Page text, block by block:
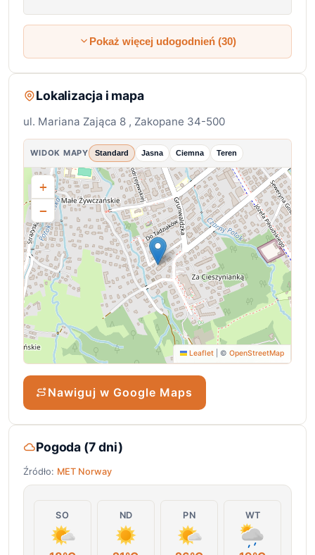
Lokalizacja i mapa
ul. Mariana Zająca 8 , Zakopane 34-500
WIDOK MAPY Standard Jasna Ciemna Teren
+
−
Leaflet ©OpenStreetMap
Nawiguj w Google Maps
Pogoda (7 dni)
Źródło: MET Norway
SO ND PN WT
Pokaż więcej udogodnień (30)